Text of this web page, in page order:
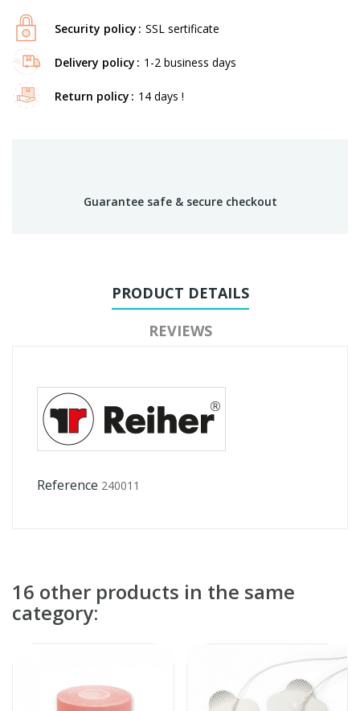
Security policy SSL sertificate
Delivery policy 1-2 business days
Return policy 14 days !
Guarantee safe & secure checkout
PRODUCT DETAILS
REVIEWS
Reference 240011
16 other products in the same
category: